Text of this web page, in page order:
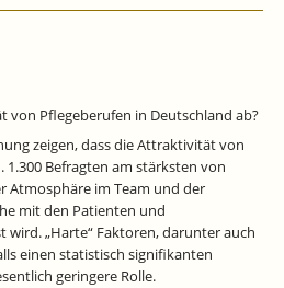
Pflegeberufen in Deutschland ab?
zeigen, dass die Attraktivität von
1.300 Befragten am stärksten von
Atmosphäre im Team und der
mit den Patienten und
„Harte“ Faktoren, darunter auch
einen statistisch signifikanten
geringere Rolle.